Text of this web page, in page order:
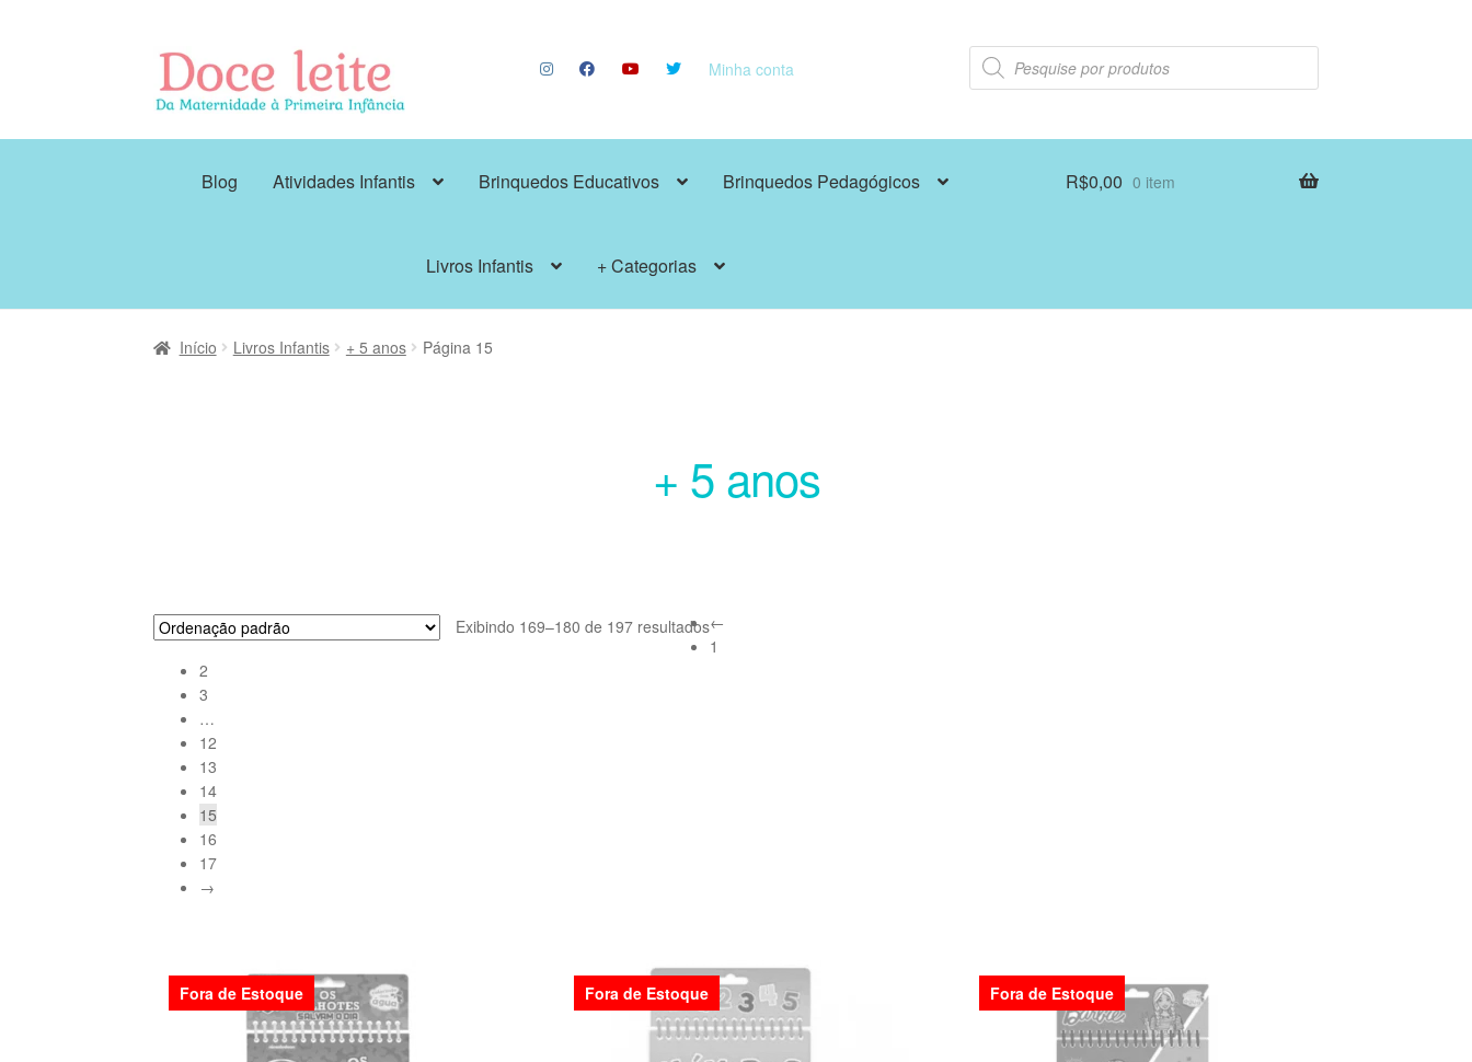
Pular
para
navegação
Pular
para
o
conteúdo
Minha conta
Pesquisar
produtos
Blog Atividades Infantis Brinquedos Educativos Brinquedos Pedagógicos
Livros Infantis + Categorias
R$0,00 0 item
Início Livros Infantis + 5 anos Página 15
+ 5 anos
Exibindo 169–180 de 197 resultados←
1
2
3
…
12
13
14
15
16
17
→
Fora de Estoque Fora de Estoque Fora de Estoque